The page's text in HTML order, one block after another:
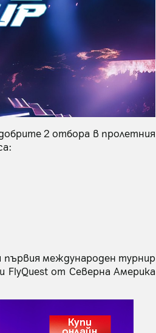
2 отбора в пролетния
първия международен турнир
FlyQuest от Северна Америка